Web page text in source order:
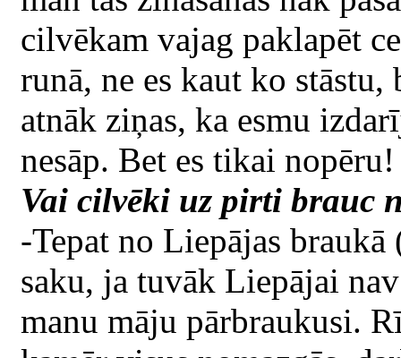
cilvēkam vajag paklapēt
runā, ne es kaut ko
atnāk ziņas, ka esmu
nesāp. Bet es tikai
Vai cilvēki uz pirti brauc
-Tepat no Liepājas
saku, ja tuvāk Liepājai
manu māju pārbraukusi.